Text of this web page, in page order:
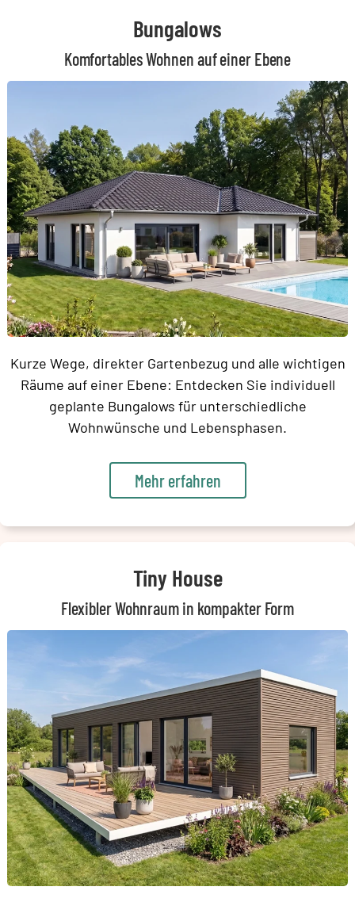
Bungalows
Komfortables Wohnen auf einer Ebene
Kurze Wege, direkter Gartenbezug und alle wichtigen
Räume auf einer Ebene: Entdecken Sie individuell
geplante Bungalows für unterschiedliche
Wohnwünsche und Lebensphasen.
Mehr erfahren
Tiny House
Flexibler Wohnraum in kompakter Form